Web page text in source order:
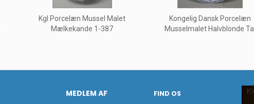
Kgl Porcelæn Mussel Malet
Mælkekande 1-387
Kongelig Dansk Porcelæn
Musselmalet Halvblonde Tal
MEDLEM AF FIND OS